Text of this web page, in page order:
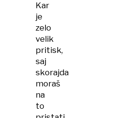
Kar
je
zelo
velik
pritisk,
saj
skorajda
moraš
na
to